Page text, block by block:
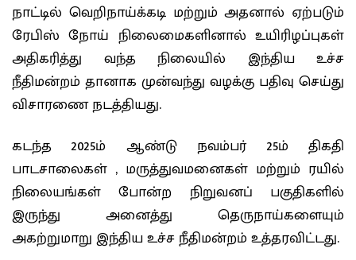
நாட்டில் வெறிநாய்க்கடி மற்றும் அதனால் ஏற்படும்
ரேபிஸ் நோய் நிலைமைகளினால் உயிரிழப்புகள்
அதிகரித்து வந்த நிலையில் இந்திய உச்ச
நீதிமன்றம் தானாக முன்வந்து வழக்கு பதிவு செய்து
விசாரணை நடத்தியது.
கடந்த 2025ம் ஆண்டு நவம்பர் 25ம் திகதி
பாடசாலைகள் , மருத்துவமனைகள் மற்றும் ரயில்
நிலையங்கள் போன்ற நிறுவனப் பகுதிகளில்
இருந்து அனைத்து தெருநாய்களையும்
அகற்றுமாறு இந்திய உச்ச நீதிமன்றம் உத்தரவிட்டது.